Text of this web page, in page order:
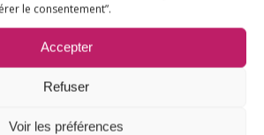
le consentement”.
Accepter
Refuser
Voir les préférences